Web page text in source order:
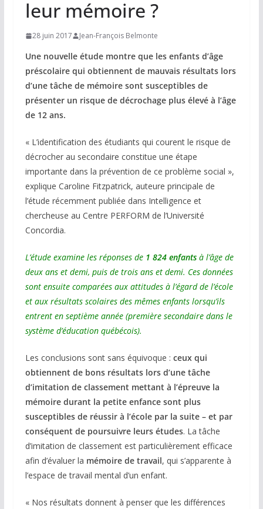
leur mémoire ?
28 juin 2017 Jean-François Belmonte
Une nouvelle étude montre que les enfants d’âge
préscolaire qui obtiennent de mauvais résultats lors
d’une tâche de mémoire sont susceptibles de
présenter un risque de décrochage plus élevé à l’âge
de 12 ans.
« L’identification des étudiants qui courent le risque de
décrocher au secondaire constitue une étape
importante dans la prévention de ce problème social »,
explique Caroline Fitzpatrick, auteure principale de
l’étude récemment publiée dans Intelligence et
chercheuse au Centre PERFORM de l’Université
Concordia.
L’étude examine les réponses de 1 824 enfantsà l’âge de
deux ans et demi, puis de trois ans et demi. Ces données
sont ensuite comparées aux attitudes à l’égard de l’école
et aux résultats scolaires des mêmes enfants lorsqu’ils
entrent en septième année (première secondaire dans le
système d’éducation québécois).
Les conclusions sont sans équivoque : ceux qui
obtiennent de bons résultats lors d’une tâche
d’imitation de classement mettant à l’épreuve la
mémoire durant la petite enfance sont plus
susceptibles de réussir à l’école par la suite – et par
conséquent de poursuivre leurs études. La tâche
d’imitation de classement est particulièrement efficace
afin d’évaluer la mémoire de travail, qui s’apparente à
l’espace de travail mental d’un enfant.
« Nos résultats donnent à penser que les différences